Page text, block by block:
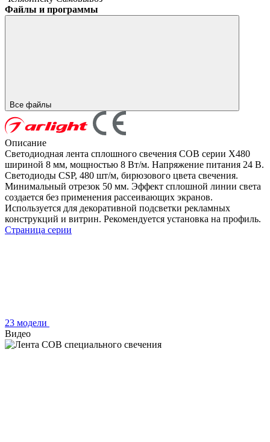
Файлы и программы
Все файлы
Описание
Светодиодная лента сплошного свечения COB серии X480
шириной 8 мм, мощностью 8 Вт/м. Напряжение питания 24 В.
Светодиоды CSP, 480 шт/м, бирюзового цвета свечения.
Минимальный отрезок 50 мм. Эффект сплошной линии света
создается без применения рассеивающих экранов.
Используется для декоративной подсветки рекламных
конструкций и витрин. Рекомендуется установка на профиль.
Страница серии
23 модели
Видео